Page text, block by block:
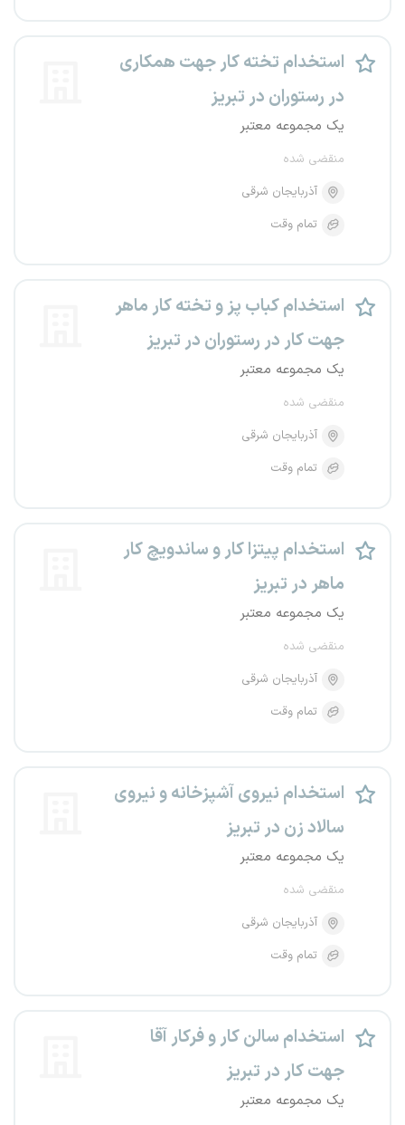
استخدام تخته کار جهت همکاری
در رستوران در تبریز
یک مجموعه معتبر
منقضی شده
آذربایجان شرقی
تمام وقت
استخدام کباب پز و تخته کار ماهر
جهت کار در رستوران در تبریز
یک مجموعه معتبر
منقضی شده
آذربایجان شرقی
تمام وقت
استخدام پیتزا کار و ساندویچ کار
ماهر در تبریز
یک مجموعه معتبر
منقضی شده
آذربایجان شرقی
تمام وقت
استخدام نیروی آشپزخانه و نیروی
سالاد زن در تبریز
یک مجموعه معتبر
منقضی شده
آذربایجان شرقی
تمام وقت
استخدام سالن کار و فرکار آقا
جهت کار در تبریز
یک مجموعه معتبر